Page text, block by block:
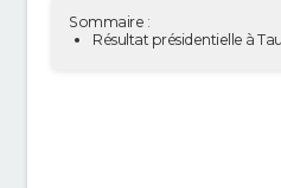
Sommaire :
Résultat présidentielle à